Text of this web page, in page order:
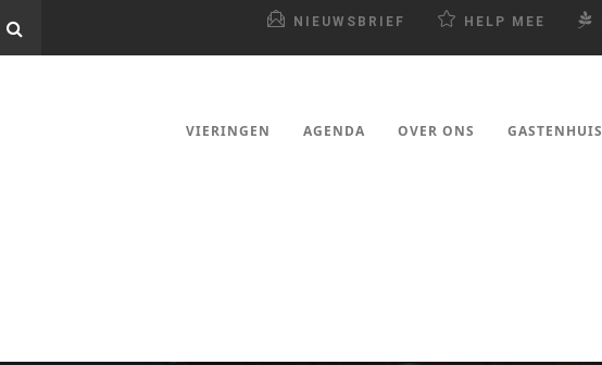
NIEUWSBRIEF HELP MEE
VIERINGEN AGENDA OVER ONS GASTENHUIS